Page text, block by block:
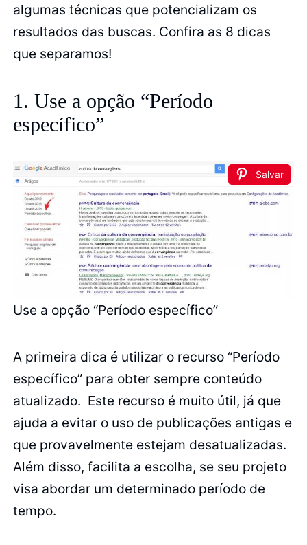
algumas técnicas que potencializam os
resultados das buscas. Confira as 8 dicas
que separamos!
1. Use a opção “Período
específico”
Salvar
Use a opção “Período específico”
A primeira dica é utilizar o recurso “Período
específico” para obter sempre conteúdo
atualizado. Este recurso é muito útil, já que
ajuda a evitar o uso de publicações antigas e
que provavelmente estejam desatualizadas.
Além disso, facilita a escolha, se seu projeto
visa abordar um determinado período de
tempo.